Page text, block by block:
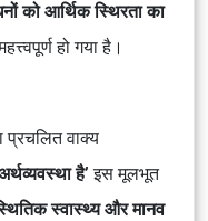
को आर्थिक स्थिरता का
हो गया है।
प्रचलित वाक्य
है’ इस मूलभूत
स्वास्थ्य और मानव